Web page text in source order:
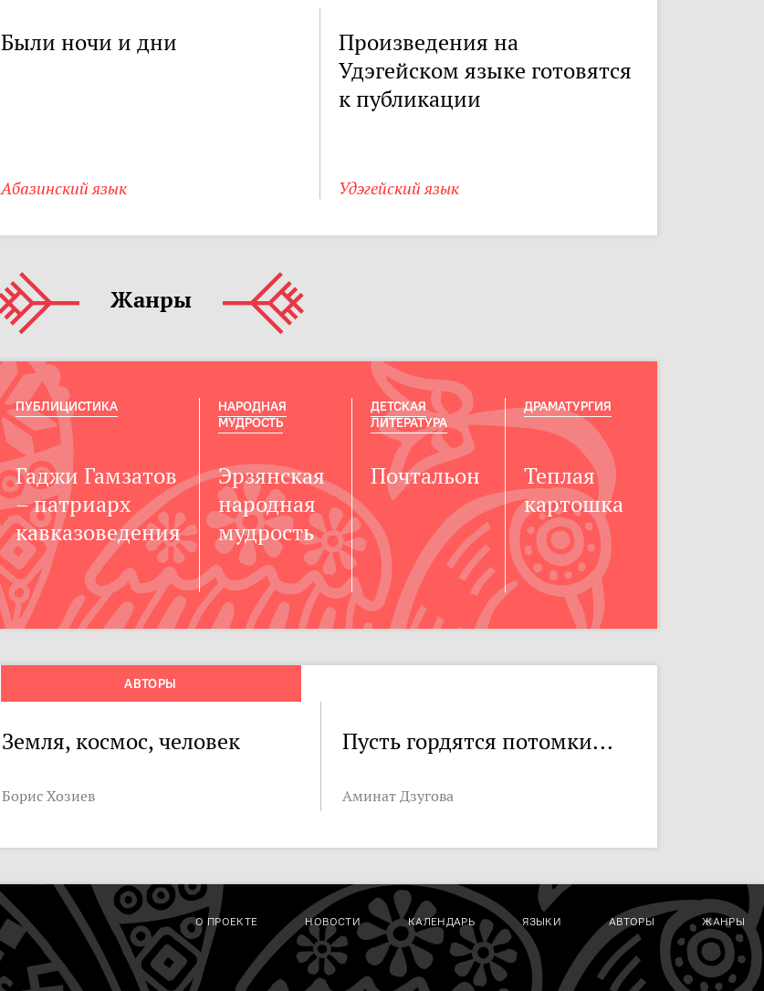
Были ночи и дни
Абазинский язык
Произведения на
Удэгейском языке готовятся
к публикации
Удэгейский язык
Жанры
Гаджи Гамзатов
– патриарх
кавказоведения
ПУБЛИЦИСТИКА
Эрзянская
народная
мудрость
НАРОДНАЯ
МУДРОСТЬ
Почтальон
ДЕТСКАЯ
ЛИТЕРАТУРА
Теплая
картошка
ДРАМАТУРГИЯ
АВТОРЫ
Земля, космос, человек
Борис Хозиев
Пусть гордятся потомки...
Аминат Дзугова
О ПРОЕКТЕ НОВОСТИ КАЛЕНДАРЬ ЯЗЫКИ АВТОРЫ ЖАНРЫ